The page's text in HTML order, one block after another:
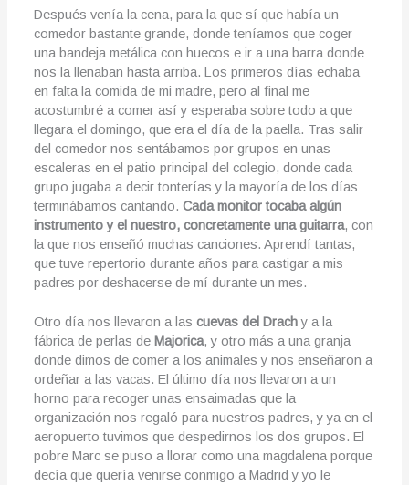
Después venía la cena, para la que sí que había un
comedor bastante grande, donde teníamos que coger
una bandeja metálica con huecos e ir a una barra donde
nos la llenaban hasta arriba. Los primeros días echaba
en falta la comida de mi madre, pero al final me
acostumbré a comer así y esperaba sobre todo a que
llegara el domingo, que era el día de la paella. Tras salir
del comedor nos sentábamos por grupos en unas
escaleras en el patio principal del colegio, donde cada
grupo jugaba a decir tonterías y la mayoría de los días
terminábamos cantando.Cada monitor tocaba algún
instrumento y el nuestro, concretamente una guitarra, con
la que nos enseñó muchas canciones. Aprendí tantas,
que tuve repertorio durante años para castigar a mis
padres por deshacerse de mí durante un mes.
Otro día nos llevaron a lascuevas del Drachy a la
fábrica de perlas de Majorica, y otro más a una granja
donde dimos de comer a los animales y nos enseñaron a
ordeñar a las vacas. El último día nos llevaron a un
horno para recoger unas ensaimadas que la
organización nos regaló para nuestros padres, y ya en el
aeropuerto tuvimos que despedirnos los dos grupos. El
pobre Marc se puso a llorar como una magdalena porque
decía que quería venirse conmigo a Madrid y yo le